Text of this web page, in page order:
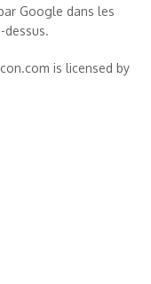
Google dans les
dessus.
is licensed by